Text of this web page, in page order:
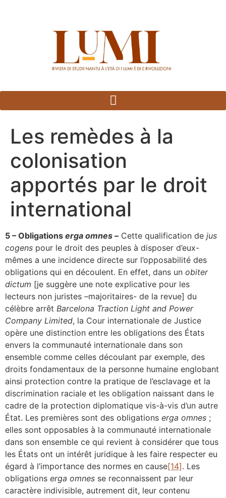
Les remèdes à la
colonisation
apportés par le droit
international
5 – Obligations erga omnes – Cette qualification de jus
cogens pour le droit des peuples à disposer d’eux-
mêmes a une incidence directe sur l’opposabilité des
obligations qui en découlent. En effet, dans un obiter
dictum [je suggère une note explicative pour les
lecteurs non juristes –majoritaires- de la revue] du
célèbre arrêt Barcelona Traction Light and Power
Company Limited, la Cour internationale de Justice
opère une distinction entre les obligations des États
envers la communauté internationale dans son
ensemble comme celles découlant par exemple, des
droits fondamentaux de la personne humaine englobant
ainsi protection contre la pratique de l’esclavage et la
discrimination raciale et les obligation naissant dans le
cadre de la protection diplomatique vis-à-vis d’un autre
État. Les premières sont des obligations erga omnes ;
elles sont opposables à la communauté internationale
dans son ensemble ce qui revient à considérer que tous
les États ont un intérêt juridique à les faire respecter eu
égard à l’importance des normes en cause[14]. Les
obligations erga omnes se reconnaissent par leur
caractère indivisible, autrement dit, leur contenu